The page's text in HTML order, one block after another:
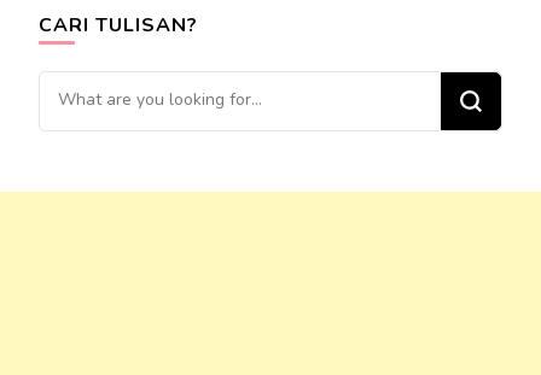
CARI TULISAN?
Looking
for